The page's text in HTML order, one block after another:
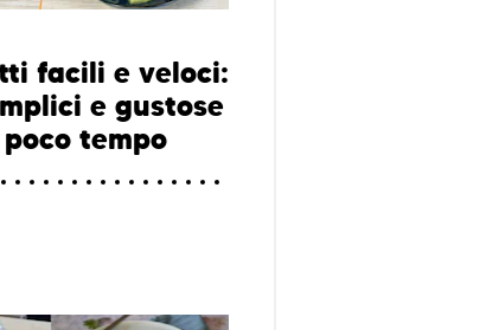
facili e veloci:
e gustose
tempo